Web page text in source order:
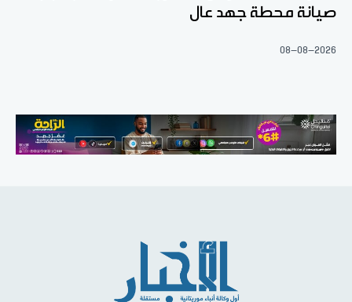
صيانة محطة جهد عال
08-08-2026